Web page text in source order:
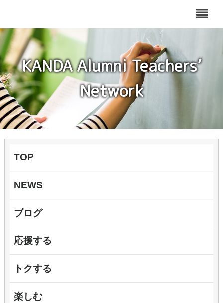
KANDA Alumni Teachers’
Network
TOP
NEWS
ブログ
応援する
トクする
楽しむ